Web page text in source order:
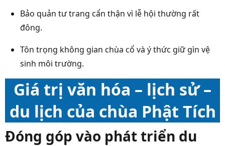
Bảo quản tư trang cẩn thận vì lễ hội thường rất
đông.
Tôn trọng không gian chùa cổ và ý thức giữ gìn vệ
sinh môi trường.
Giá trị văn hóa – lịch sử –
du lịch của chùa Phật Tích
Đóng góp vào phát triển du